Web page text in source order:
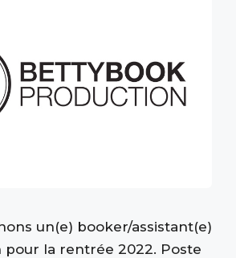
un(e) booker/assistant(e)
la rentrée 2022. Poste